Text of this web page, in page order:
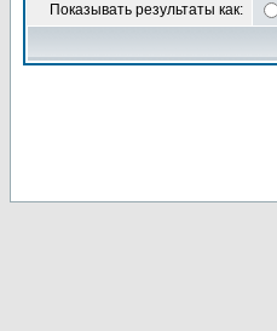
Показывать результаты как: